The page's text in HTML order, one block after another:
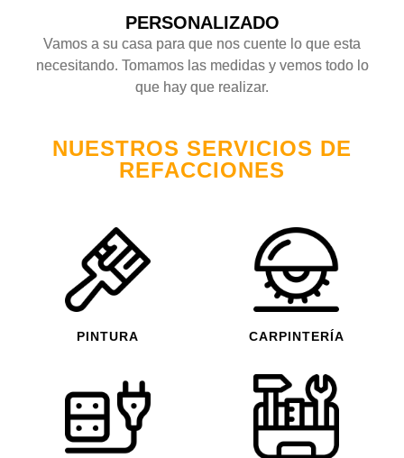
PERSONALIZADO
Vamos a su casa para que nos cuente lo que esta
necesitando. Tomamos las medidas y vemos todo lo
que hay que realizar.
NUESTROS SERVICIOS DE
REFACCIONES
PINTURA CARPINTERÍA